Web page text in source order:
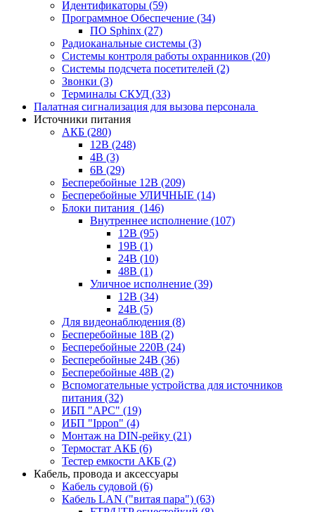
Идентификаторы (59)
Программное Обеспечение (34)
ПО Sphinx (27)
Радиоканальные системы (3)
Системы контроля работы охранников (20)
Системы подсчета посетителей (2)
Звонки (3)
Терминалы СКУД (33)
Палатная сигнализация для вызова персонала
Источники питания
АКБ (280)
12В (248)
4В (3)
6В (29)
Бесперебойные 12В (209)
Бесперебойные УЛИЧНЫЕ (14)
Блоки питания (146)
Внутреннее исполнение (107)
12В (95)
19В (1)
24В (10)
48В (1)
Уличное исполнение (39)
12В (34)
24В (5)
Для видеонаблюдения (8)
Бесперебойные 18В (2)
Бесперебойные 220В (24)
Бесперебойные 24В (36)
Бесперебойные 48В (2)
Вспомогательные устройства для источников
питания (32)
ИБП "APC" (19)
ИБП "Ippon" (4)
Монтаж на DIN-рейку (21)
Термостат АКБ (6)
Тестер емкости АКБ (2)
Кабель, провода и аксессуары
Кабель судовой (6)
Кабель LAN ("витая пара") (63)